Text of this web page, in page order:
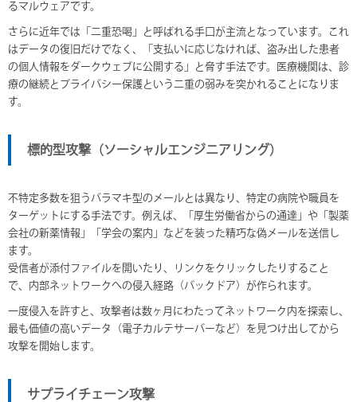
るマルウェアです。
さらに近年では「二重恐喝」と呼ばれる手口が主流となっています。これ
はデータの復旧だけでなく、「支払いに応じなければ、盗み出した患者
の個人情報をダークウェブに公開する」と脅す手法です。医療機関は、診
療の継続とプライバシー保護という二重の弱みを突かれることになりま
す。
標的型攻撃（ソーシャルエンジニアリング）
不特定多数を狙うバラマキ型のメールとは異なり、特定の病院や職員を
ターゲットにする手法です。例えば、「厚生労働省からの通達」や「製薬
会社の新薬情報」「学会の案内」などを装った精巧な偽メールを送信し
ます。
受信者が添付ファイルを開いたり、リンクをクリックしたりすること
で、内部ネットワークへの侵入経路（バックドア）が作られます。
一度侵入を許すと、攻撃者は数ヶ月にわたってネットワーク内を探索し、
最も価値の高いデータ（電子カルテサーバーなど）を見つけ出してから
攻撃を開始します。
サプライチェーン攻撃